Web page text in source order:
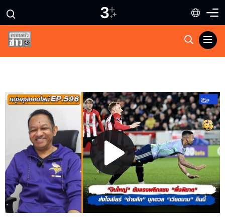
Play
Video